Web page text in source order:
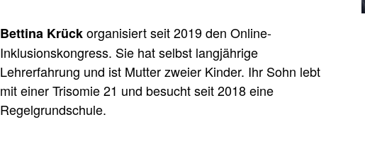
Bettina Krückorganisiert seit 2019 den Online-
Inklusionskongress. Sie hat selbst langjährige
Lehrerfahrung und ist Mutter zweier Kinder. Ihr Sohn lebt
mit einer Trisomie 21 und besucht seit 2018 eine
Regelgrundschule.